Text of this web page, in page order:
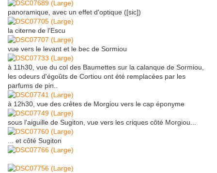
panoramique, avec un effet d'optique ([sic])
la citerne de l'Escu
vue vers le levant et le bec de Sormiou
à 11h30, vue du col des Baumettes sur la calanque de Sormiou,
les odeurs d'égoûts de Cortiou ont été remplacées par les
parfums de pin..
à 12h30, vue des crêtes de Morgiou vers le cap éponyme
sous l'aiguille de Sugiton, vue vers les criques côté Morgiou...
... et côté Sugiton